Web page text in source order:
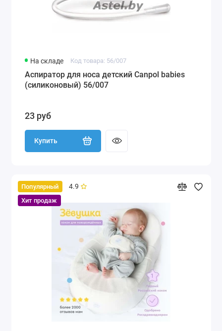
На складе Код товара: 56/007
Аспиратор для носа детский Canpol babies
(силиконовый) 56/007
23 руб
Купить
Популярный
Хит продаж
4.9